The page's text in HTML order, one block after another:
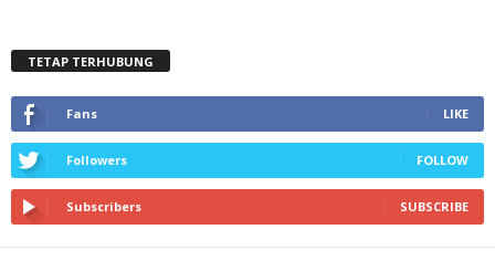
TETAP TERHUBUNG
Fans LIKE
Followers FOLLOW
Subscribers SUBSCRIBE